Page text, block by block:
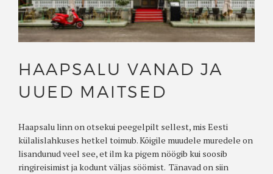
HAAPSALU VANAD JA
UUED MAITSED
Haapsalu linn on otsekui peegelpilt sellest, mis Eesti
külalislahkuses hetkel toimub. Kõigile muudele muredele on
lisandunud veel see, et ilm ka pigem nöögib kui soosib
ringireisimist ja kodunt väljas söömist. Tänavad on siin